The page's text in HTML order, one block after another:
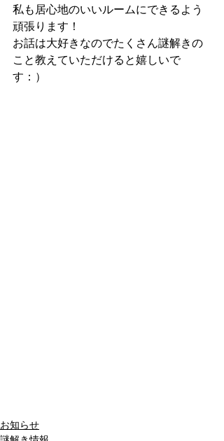
私も居心地のいいルームにできるよう
頑張ります！
お話は大好きなのでたくさん謎解きの
こと教えていただけると嬉しいで
す：）
お知らせ